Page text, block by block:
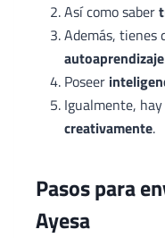
Así como saber
Además, tienes
autoaprendizaje
Poseer
Igualmente,
creativamente.
Pasos para
Ayesa